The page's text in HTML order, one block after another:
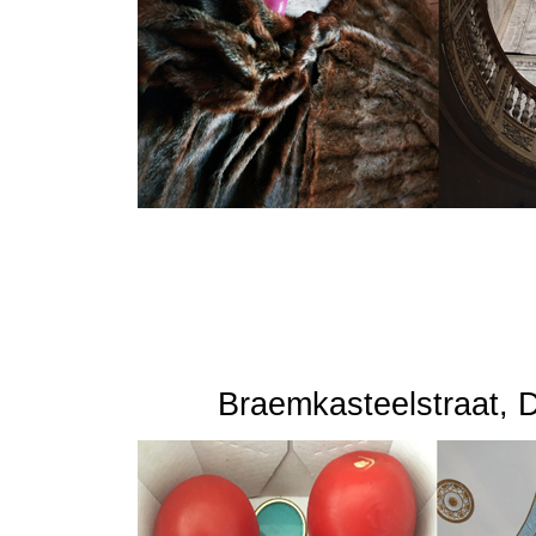
Braemkasteelstraat,